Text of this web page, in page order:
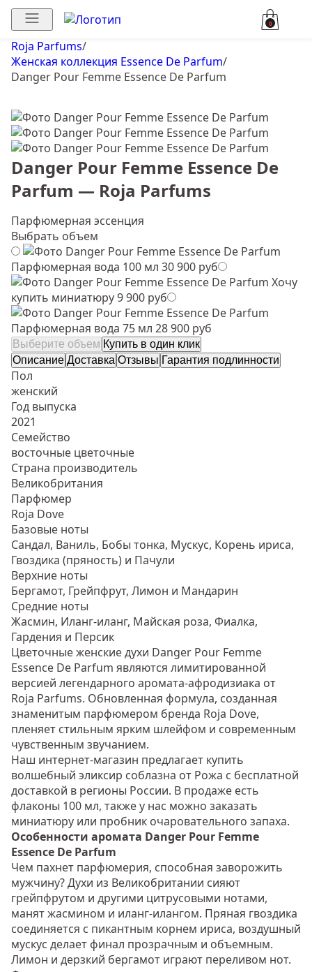
0
Roja Parfums/
Женская коллекция Essence De Parfum/
Danger Pour Femme Essence De Parfum
Danger Pour Femme Essence De
Parfum — Roja Parfums
Парфюмерная эссенция
Выбрать объем
Парфюмерная вода 100 мл 30 900 руб
Хочу
купить миниатюру9 900 руб
Парфюмерная вода 75 мл 28 900 руб
Выберите объем Купить в один клик
Описание Доставка Отзывы Гарантия подлинности
Пол
женский
Год выпуска
2021
Семейство
восточные цветочные
Страна производитель
Великобритания
Парфюмер
Roja Dove
Базовые ноты
Сандал, Ваниль, Бобы тонка, Мускус, Корень ириса,
Гвоздика (пряность) и Пачули
Верхние ноты
Бергамот, Грейпфрут, Лимон и Мандарин
Средние ноты
Жасмин, Иланг-иланг, Майская роза, Фиалка,
Гардения и Персик
Цветочные женские духи Danger Pour Femme
Essence De Parfum являются лимитированной
версией легендарного аромата-афродизиака от
Roja Parfums. Обновленная формула, созданная
знаменитым парфюмером бренда Roja Dove,
пленяет стильным ярким шлейфом и современным
чувственным звучанием.
Наш интернет-магазин предлагает купить
волшебный эликсир соблазна от Рожа с бесплатной
доставкой в регионы России. В продаже есть
флаконы 100 мл, также у нас можно заказать
миниатюру или пробник очаровательного запаха.
Особенности аромата Danger Pour Femme
Essence De Parfum
Чем пахнет парфюмерия, способная заворожить
мужчину? Духи из Великобритании сияют
грейпфрутом и другими цитрусовыми нотами,
манят жасмином и иланг-илангом. Пряная гвоздика
соединяется с пикантным корнем ириса, воздушный
мускус делает финал прозрачным и объемным.
Лимон и дерзкий бергамот играют переливом нот.